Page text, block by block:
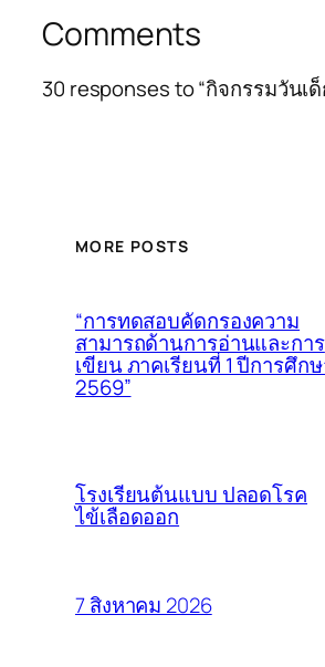
Comments
30 responses to “กิจกรรมวันเ
MORE POSTS
“การทดสอบคัดกรองความ
สามารถด้านการอ่านและการ
เขียน ภาคเรียนที่ 1 ปีการศึก
2569”
โรงเรียนต้นแบบ ปลอดโรค
ไข้เลือดออก
7 สิงหาคม 2026